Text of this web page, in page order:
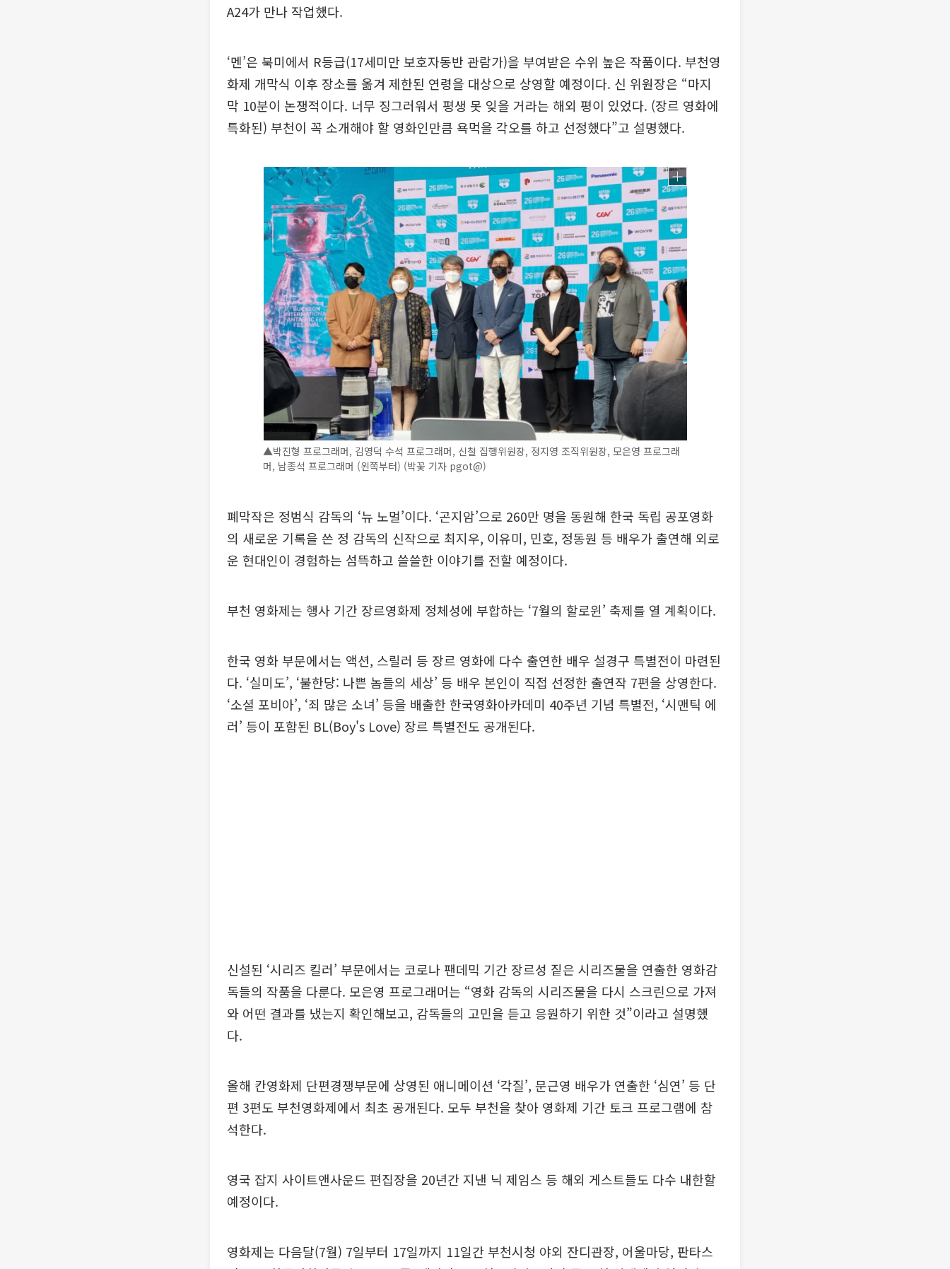
A24가 만나 작업했다.
‘멘’은 북미에서 R등급(17세미만 보호자동반 관람가)을 부여받은 수위 높은 작품이다. 부천영
화제 개막식 이후 장소를 옮겨 제한된 연령을 대상으로 상영할 예정이다. 신 위원장은 “마지
막 10분이 논쟁적이다. 너무 징그러워서 평생 못 잊을 거라는 해외 평이 있었다. (장르 영화에
특화된) 부천이 꼭 소개해야 할 영화인만큼 욕먹을 각오를 하고 선정했다”고 설명했다.
▲박진형 프로그래머, 김영덕 수석 프로그래머, 신철 집행위원장, 정지영 조직위원장, 모은영 프로그래
머, 남종석 프로그래머 (왼쪽부터) (박꽃 기자 pgot@)
폐막작은 정범식 감독의 ‘뉴 노멀’이다. ‘곤지암’으로 260만 명을 동원해 한국 독립 공포영화
의 새로운 기록을 쓴 정 감독의 신작으로 최지우, 이유미, 민호, 정동원 등 배우가 출연해 외로
운 현대인이 경험하는 섬뜩하고 쓸쓸한 이야기를 전할 예정이다.
부천 영화제는 행사 기간 장르영화제 정체성에 부합하는 ‘7월의 할로윈’ 축제를 열 계획이다.
한국 영화 부문에서는 액션, 스릴러 등 장르 영화에 다수 출연한 배우 설경구 특별전이 마련된
다. ‘실미도’, ‘불한당: 나쁜 놈들의 세상’ 등 배우 본인이 직접 선정한 출연작 7편을 상영한다.
‘소셜 포비아’, ‘죄 많은 소녀’ 등을 배출한 한국영화아카데미 40주년 기념 특별전, ‘시맨틱 에
러’ 등이 포함된 BL(Boy's Love) 장르 특별전도 공개된다.
신설된 ‘시리즈 킬러’ 부문에서는 코로나 팬데믹 기간 장르성 짙은 시리즈물을 연출한 영화감
독들의 작품을 다룬다. 모은영 프로그래머는 “영화 감독의 시리즈물을 다시 스크린으로 가져
와 어떤 결과를 냈는지 확인해보고, 감독들의 고민을 듣고 응원하기 위한 것”이라고 설명했
다.
올해 칸영화제 단편경쟁부문에 상영된 애니메이션 ‘각질’, 문근영 배우가 연출한 ‘심연’ 등 단
편 3편도 부천영화제에서 최초 공개된다. 모두 부천을 찾아 영화제 기간 토크 프로그램에 참
석한다.
영국 잡지 사이트앤사운드 편집장을 20년간 지낸 닉 제임스 등 해외 게스트들도 다수 내한할
예정이다.
영화제는 다음달(7월) 7일부터 17일까지 11일간 부천시청 야외 잔디관장, 어울마당, 판타스